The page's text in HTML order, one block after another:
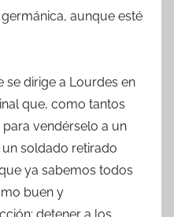
aunque esté
se dirige a Lourdes en
que, como tantos
vendérselo a un
soldado retirado
ya sabemos todos
buen y